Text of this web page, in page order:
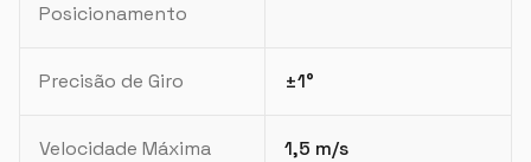
Posicionamento
Precisão de Giro ±1°
Velocidade Máxima 1,5 m/s